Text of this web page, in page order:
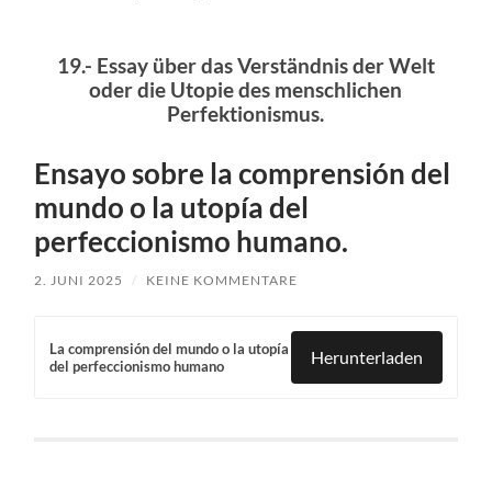
19.- Essay über das Verständnis der Welt
oder die Utopie des menschlichen
Perfektionismus.
Ensayo sobre la comprensión del
mundo o la utopía del
perfeccionismo humano.
2. JUNI 2025 / KEINE KOMMENTARE
La comprensión del mundo o la utopía
del perfeccionismo humano
Herunterladen